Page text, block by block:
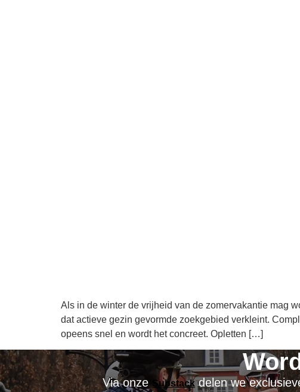
Als in de winter de vrijheid van de zomervakantie mag
dat actieve gezin gevormde zoekgebied verkleint.
opeens snel en wordt het concreet. Opletten […]
Via onze Substackdelen we